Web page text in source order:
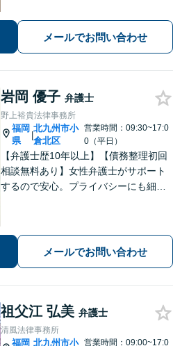
談ください【夜間・休日対応】
メールでお問い合わせ
岩岡 優子 弁護士
野上裕貴法律事務所
福岡
県
|
北九州市小
倉北区
営業時間：09:30~17:0
0（平日）
【弁護士歴10年以上】【債務整理初回
相談無料あり】女性弁護士がサポート
するので安心。プライバシーにも細心
い。【完全個室で相談】【駐車場あ
り】
メールでお問い合わせ
祖父江 弘美 弁護士
清風法律事務所
福岡 北九州市小 営業時間：09:00~17:0